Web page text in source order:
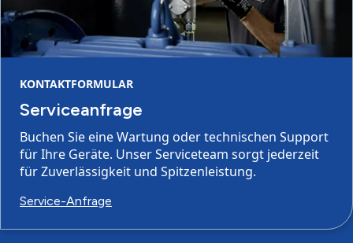
KONTAKTFORMULAR
Serviceanfrage
Buchen Sie eine Wartung oder technischen Support
für Ihre Geräte. Unser Serviceteam sorgt jederzeit
für Zuverlässigkeit und Spitzenleistung.
Service-Anfrage